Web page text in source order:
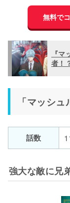
無料で
『
者！
「マッシ
話数
強大な敵に兄